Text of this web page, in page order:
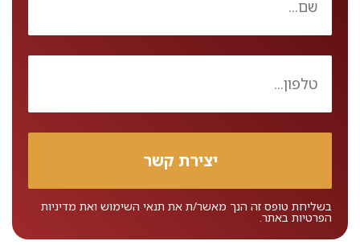
בשליחת טופס זה הנך מאשר/ת את תנאי השימוש ואת מדיניות
הפרטיות באתר.